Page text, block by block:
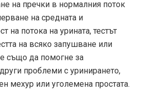
на пречки в нормалния поток
на средната и
на потока на урината, тестът
на всяко запушване или
също да помогне за
проблеми с уринирането,
мехур или уголемена простата.